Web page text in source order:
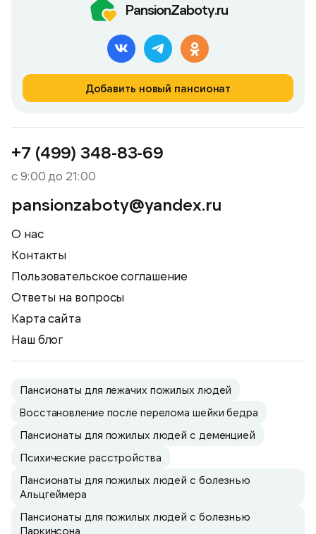
PansionZaboty.ru
Добавить новый пансионат
+7 (499) 348-83-69
с 9:00 до 21:00
pansionzaboty@yandex.ru
О нас
Контакты
Пользовательское соглашение
Ответы на вопросы
Карта сайта
Наш блог
Пансионаты для лежачих пожилых людей
Восстановление после перелома шейки бедра
Пансионаты для пожилых людей с деменцией
Психические расстройства
Пансионаты для пожилых людей с болезнью
Альцгеймера
Пансионаты для пожилых людей с болезнью
Паркинсона